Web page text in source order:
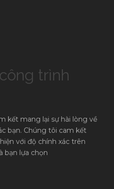
trình
kết mang lại sự hài lòng về
bạn. Chúng tôi cam kết
với độ chính xác trên
bạn lựa chọn